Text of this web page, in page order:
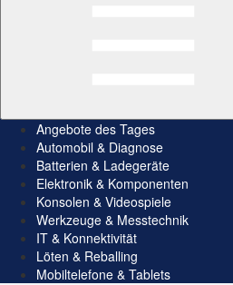
Angebote des Tages
Automobil & Diagnose
Batterien & Ladegeräte
Elektronik & Komponenten
Konsolen & Videospiele
Werkzeuge & Messtechnik
IT & Konnektivität
Löten & Reballing
Mobiltelefone & Tablets